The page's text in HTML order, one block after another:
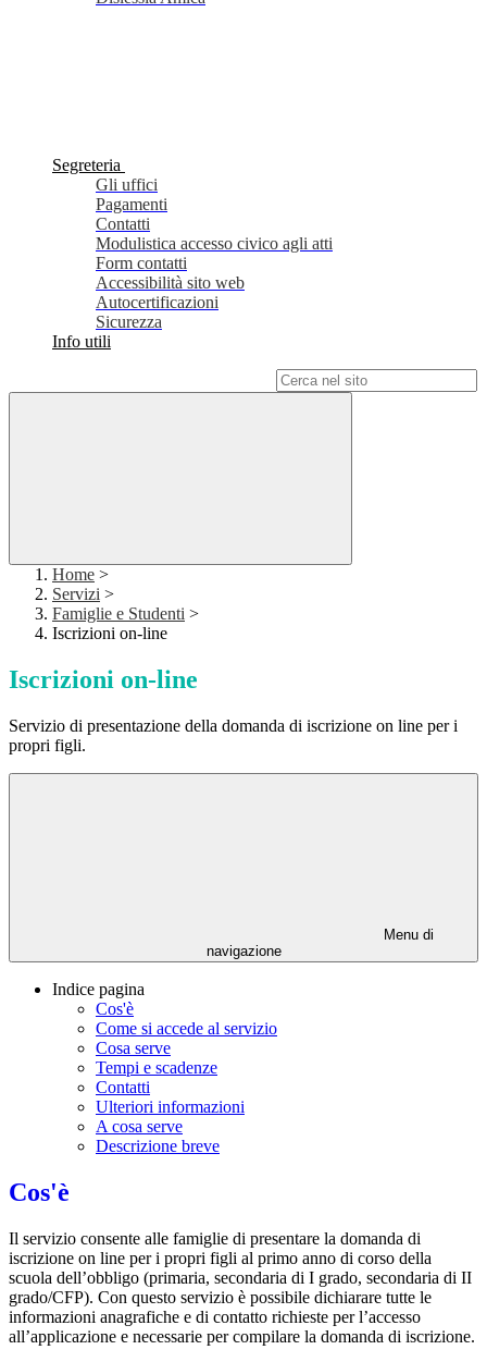
Segreteria
Gli uffici
Pagamenti
Contatti
Modulistica accesso civico agli atti
Form contatti
Accessibilità sito web
Autocertificazioni
Sicurezza
Info utili
Home >
Servizi >
Famiglie e Studenti >
Iscrizioni on-line
Iscrizioni on-line
Servizio di presentazione della domanda di iscrizione on line per i
propri figli.
Menu di
navigazione
Indice pagina
Cos'è
Come si accede al servizio
Cosa serve
Tempi e scadenze
Contatti
Ulteriori informazioni
A cosa serve
Descrizione breve
Cos'è
Il servizio consente alle famiglie di presentare la domanda di
iscrizione on line per i propri figli al primo anno di corso della
scuola dell’obbligo (primaria, secondaria di I grado, secondaria di II
grado/CFP). Con questo servizio è possibile dichiarare tutte le
informazioni anagrafiche e di contatto richieste per l’accesso
all’applicazione e necessarie per compilare la domanda di iscrizione.